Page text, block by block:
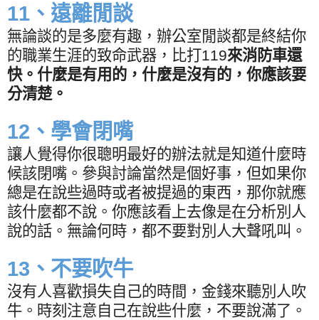
11 、遠離閒談
無論談的是多麼有趣，辦公室閒談都是終結你
的職業生涯的致命武器，比打119來消防車還
快。什麼是有用的，什麼是沒有的，你應該要
分清楚。
12 、學會閉嘴
讓人覺得你很聰明最好的辦法就是知道什麼時
候該閉嘴。參與討論當然是個好事，但如果你
總是在說些過時或者被提過的東西，那你就應
該什麼都不說。你應該看上去像是在分析別人
說的話。無論何時，都不要對別人大聲吼叫。
13 、不要吹牛
沒有人喜歡損失自己的時間，金錢來聽別人吹
牛。時刻注意自己在說些什麼，不要說滿了。